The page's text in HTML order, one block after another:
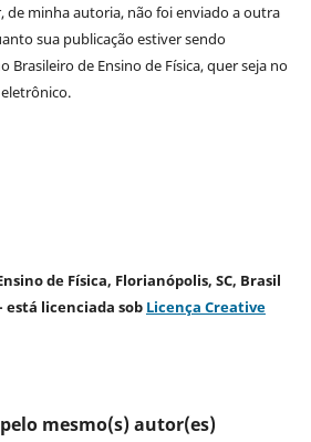
de minha autoria, não foi enviado a outra
sua publicação estiver sendo
Brasileiro de Ensino de Física, quer seja no
de Física, Florianópolis, SC, Brasil
está licenciada sob Licença Creative
mesmo(s) autor(es)